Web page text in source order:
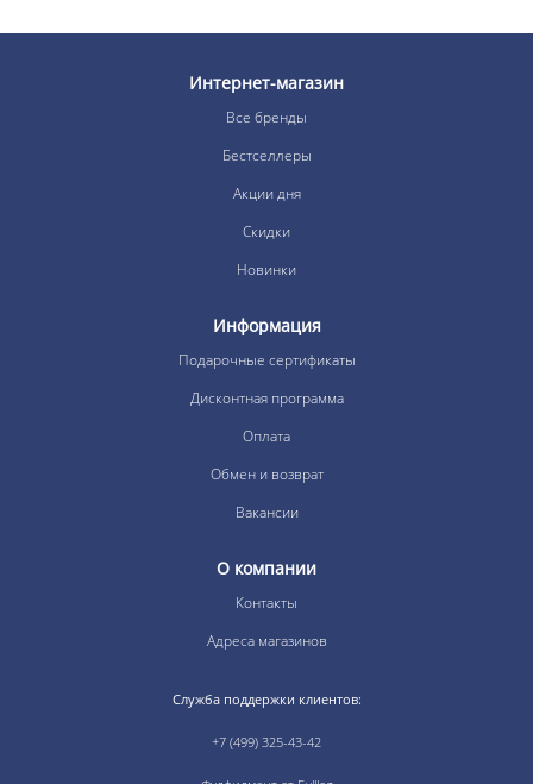
Интернет-магазин
Все бренды
Бестселлеры
Акции дня
Скидки
Новинки
Информация
Подарочные сертификаты
Дисконтная программа
Оплата
Обмен и возврат
Вакансии
О компании
Контакты
Адреса магазинов
Служба поддержки клиентов:
+7 (499) 325-43-42